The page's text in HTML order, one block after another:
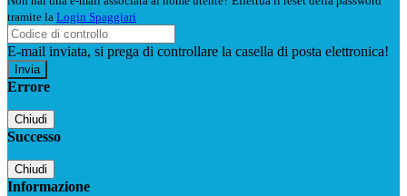
tramite la Login Spaggiari
E-mail inviata, si prega di controllare la casella di posta elettronica!
Errore
Chiudi
Successo
Chiudi
Informazione